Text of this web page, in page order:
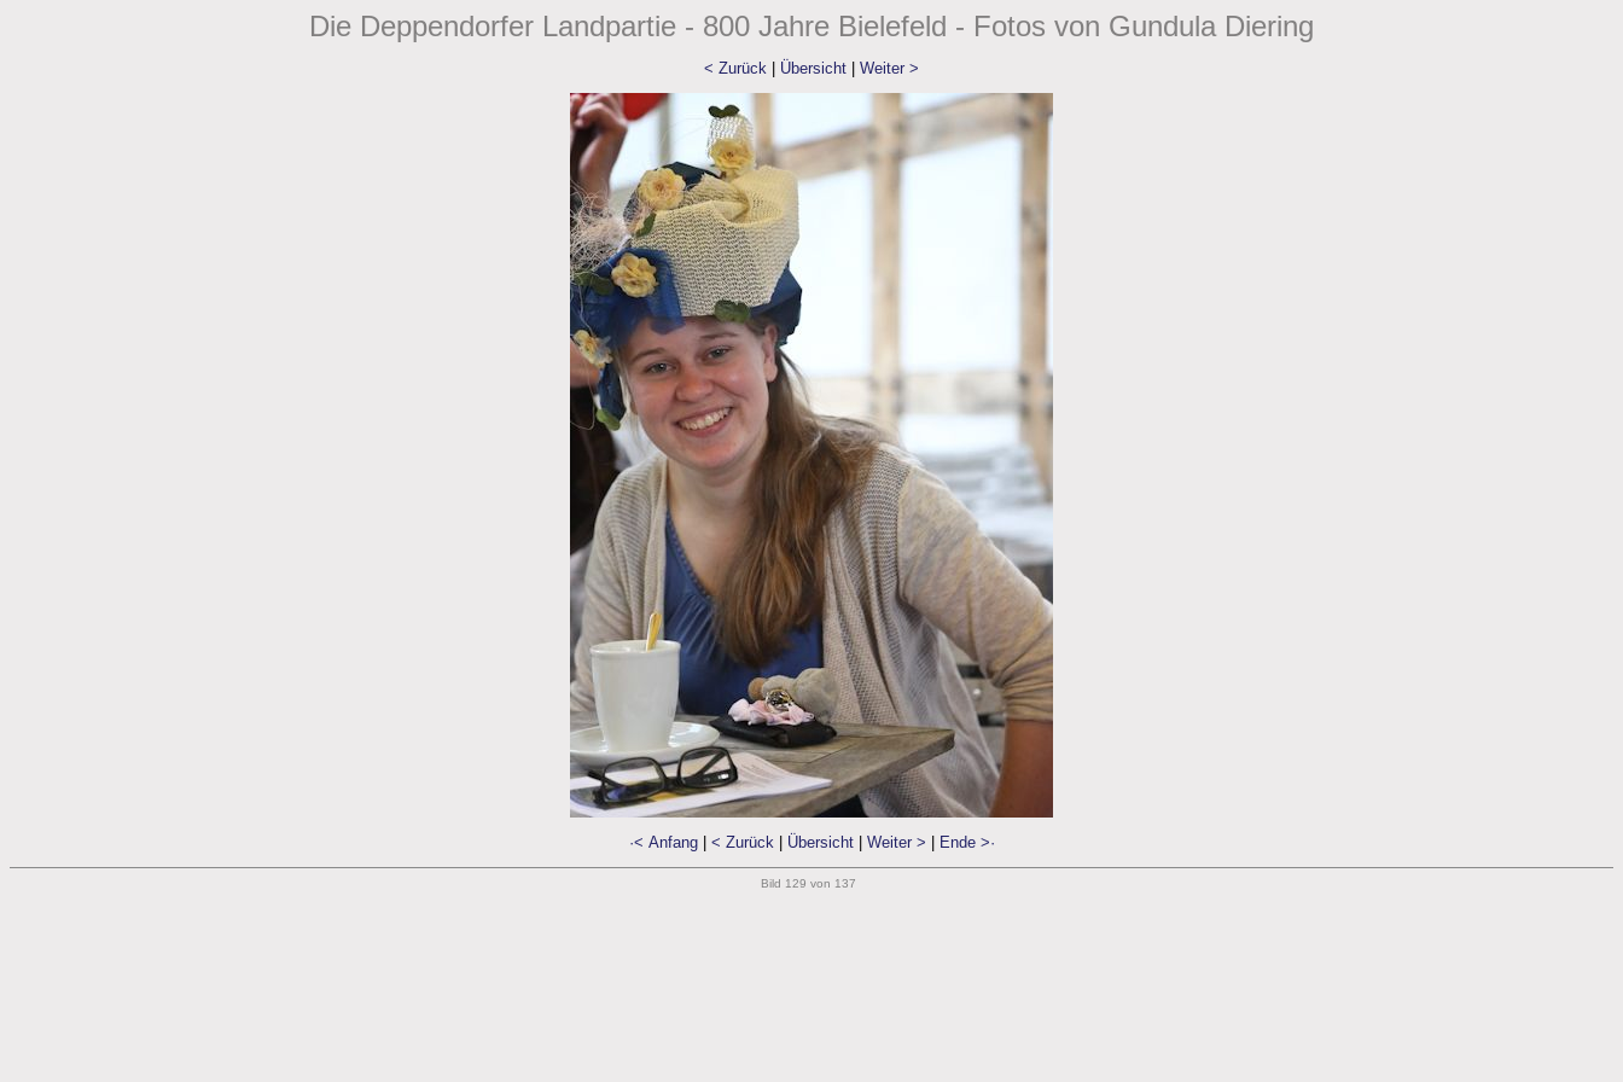
Die Deppendorfer Landpartie - 800 Jahre Bielefeld - Fotos von Gundula Diering
< Zurück Übersicht Weiter >
·< Anfang| < Zurück| Übersicht| Weiter > Ende >·
Bild 129 von 137